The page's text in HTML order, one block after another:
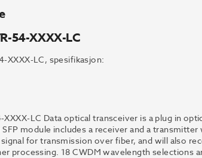
54-XXXX-LC
XXXX-LC, spesifikasjon:
XXXX-LC Data optical transceiver is a plug in
module includes a receiver and a
for transmission over fiber, and will also
processing. 18 CWDM wavelength selections